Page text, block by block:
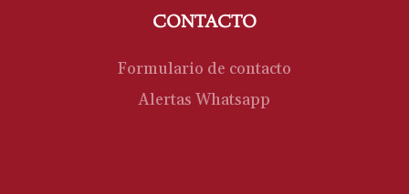
CONTACTO
Formulario de contacto
Alertas Whatsapp